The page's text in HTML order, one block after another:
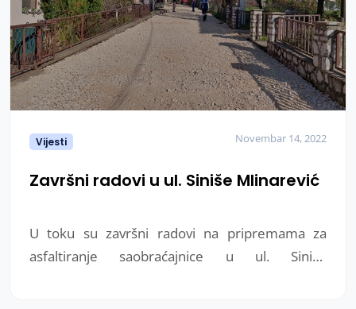
Vijesti Novembar 14, 2022
Završni radovi u ul. Siniše Mlinarević
U toku su završni radovi na pripremama za
asfaltiranje saobraćajnice u ul. Siniše